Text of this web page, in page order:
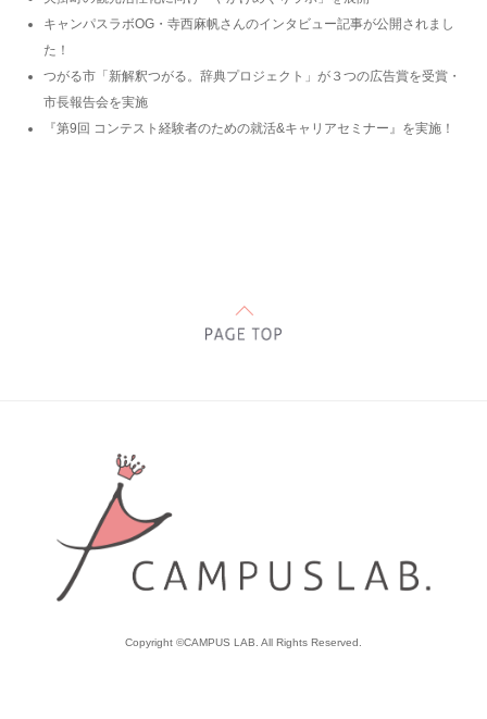
キャンパスラボOG・寺西麻帆さんのインタビュー記事が公開されまし
た！
つがる市「新解釈つがる。辞典プロジェクト」が３つの広告賞を受賞・
市長報告会を実施
『第9回 コンテスト経験者のための就活&キャリアセミナー』を実施！
Copyright ©CAMPUS LAB. All Rights Reserved.